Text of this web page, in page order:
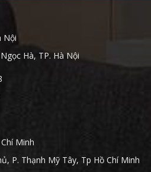
Nội
Hà, TP. Hà Nội
Minh
P. Thạnh Mỹ Tây, Tp Hồ Chí Minh